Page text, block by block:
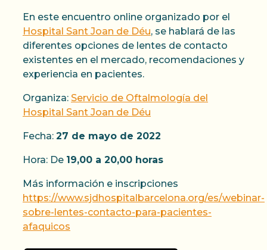
En este encuentro online organizado por el
Hospital Sant Joan de Déu, se hablará de las
diferentes opciones de lentes de contacto
existentes en el mercado, recomendaciones y
experiencia en pacientes.
Organiza: Servicio de Oftalmología del
Hospital Sant Joan de Déu
Fecha: 27 de mayo de 2022
Hora: De 19,00 a 20,00 horas
Más información e inscripciones
https://www.sjdhospitalbarcelona.org/es/webinar-
sobre-lentes-contacto-para-pacientes-
afaquicos